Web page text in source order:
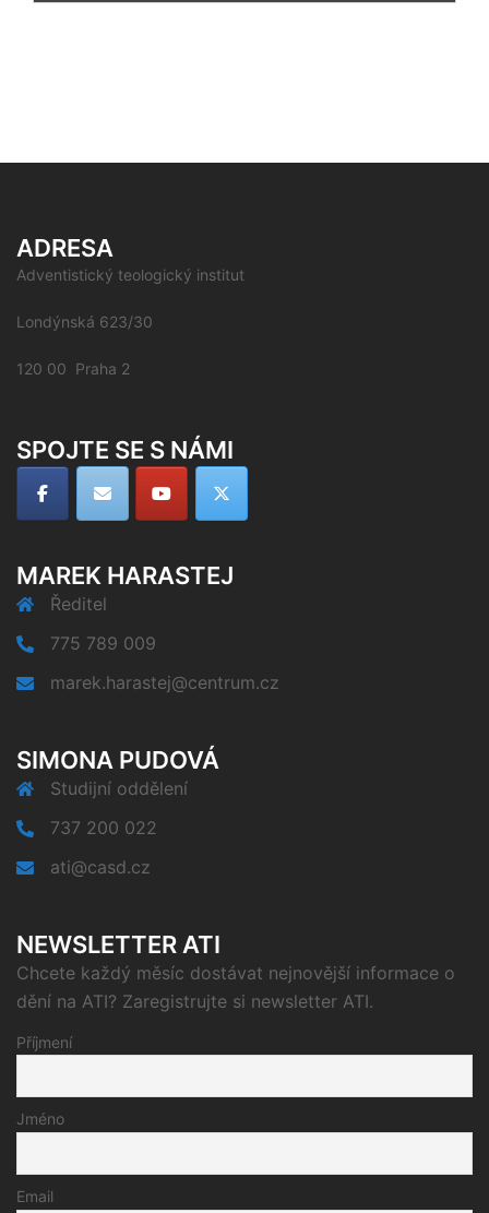
ADRESA
Adventistický teologický institut
Londýnská 623/30
120 00 Praha 2
SPOJTE SE S NÁMI
MAREK HARASTEJ
Ředitel
775 789 009
marek.harastej@centrum.cz
SIMONA PUDOVÁ
Studijní oddělení
737 200 022
ati@casd.cz
NEWSLETTER ATI
Chcete každý měsíc dostávat nejnovější informace o
dění na ATI? Zaregistrujte si newsletter ATI.
Příjmení
Jméno
Email